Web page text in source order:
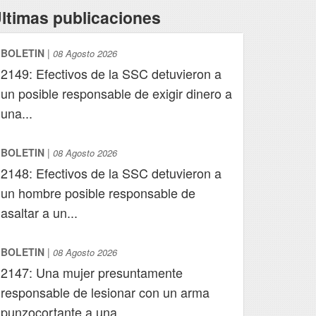
publicaciones
BOLETIN | 08 Agosto 2026
2149: Efectivos de la SSC detuvieron a
un posible responsable de exigir dinero a
una...
BOLETIN | 08 Agosto 2026
2148: Efectivos de la SSC detuvieron a
un hombre posible responsable de
asaltar a un...
BOLETIN | 08 Agosto 2026
2147: Una mujer presuntamente
responsable de lesionar con un arma
punzocortante a una...